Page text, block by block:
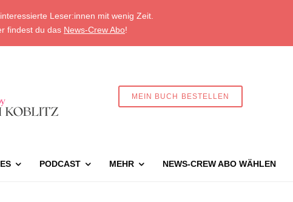
Leser:innen mit wenig Zeit.
findest du das News-Crew Abo!
MEIN BUCH BESTELLEN
PODCAST MEHR NEWS-CREW ABO WÄHLEN